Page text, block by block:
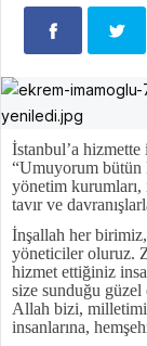
İstanbul’a
“Umuyorum bütün
yönetim
tavır ve
İnşallah her birimiz,
yöneticiler oluruz.
hizmet ettiğiniz
size sunduğu
Allah bizi,
insanlarına,